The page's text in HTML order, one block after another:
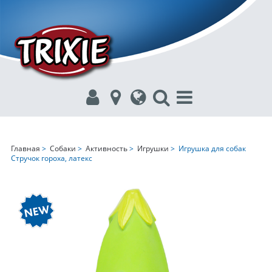
Главная > Собаки > Активность> Игрушки > Игрушка для собак
Стручок гороха, латекс